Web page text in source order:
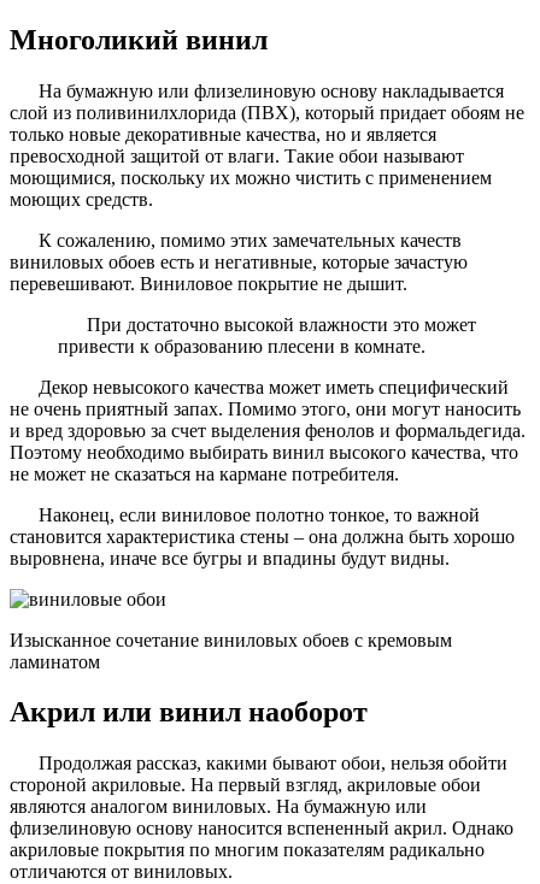
Многоликий винил
На бумажную или флизелиновую основу накладывается
слой из поливинилхлорида (ПВХ), который придает обоям не
только новые декоративные качества, но и является
превосходной защитой от влаги. Такие обои называют
моющимися, поскольку их можно чистить с применением
моющих средств.
К сожалению, помимо этих замечательных качеств
виниловых обоев есть и негативные, которые зачастую
перевешивают. Виниловое покрытие не дышит.
При достаточно высокой влажности это может
привести к образованию плесени в комнате.
Декор невысокого качества может иметь специфический
не очень приятный запах. Помимо этого, они могут наносить
и вред здоровью за счет выделения фенолов и формальдегида.
Поэтому необходимо выбирать винил высокого качества, что
не может не сказаться на кармане потребителя.
Наконец, если виниловое полотно тонкое, то важной
становится характеристика стены – она должна быть хорошо
выровнена, иначе все бугры и впадины будут видны.
Изысканное сочетание виниловых обоев с кремовым
ламинатом
Акрил или винил наоборот
Продолжая рассказ, какими бывают обои, нельзя обойти
стороной акриловые. На первый взгляд, акриловые обои
являются аналогом виниловых. На бумажную или
флизелиновую основу наносится вспененный акрил. Однако
акриловые покрытия по многим показателям радикально
отличаются от виниловых.